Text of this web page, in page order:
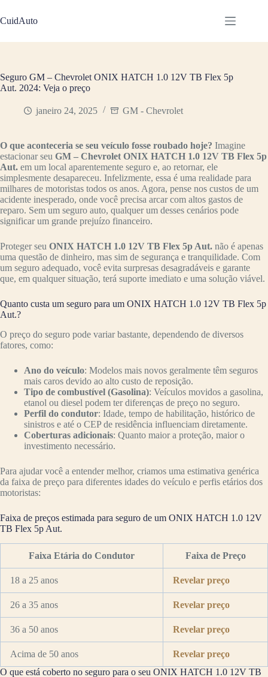
para
o
CuidAuto
Seguro GM – Chevrolet ONIX HATCH 1.0 12V TB Flex 5p
Aut. 2024: Veja o preço
janeiro 24, 2025 GM - Chevrolet
O que aconteceria se seu veículo fosse roubado hoje? Imagine
estacionar seu GM – Chevrolet ONIX HATCH 1.0 12V TB Flex 5p
Aut. em um local aparentemente seguro e, ao retornar, ele
simplesmente desapareceu. Infelizmente, essa é uma realidade para
milhares de motoristas todos os anos. Agora, pense nos custos de um
acidente inesperado, onde você precisa arcar com altos gastos de
reparo. Sem um seguro auto, qualquer um desses cenários pode
significar um grande prejuízo financeiro.
Proteger seu ONIX HATCH 1.0 12V TB Flex 5p Aut. não é apenas
uma questão de dinheiro, mas sim de segurança e tranquilidade. Com
um seguro adequado, você evita surpresas desagradáveis e garante
que, em qualquer situação, terá suporte imediato e uma solução viável.
Quanto custa um seguro para um ONIX HATCH 1.0 12V TB Flex 5p
Aut.?
O preço do seguro pode variar bastante, dependendo de diversos
fatores, como:
Ano do veículo: Modelos mais novos geralmente têm seguros
mais caros devido ao alto custo de reposição.
Tipo de combustível (Gasolina): Veículos movidos a gasolina,
etanol ou diesel podem ter diferenças de preço no seguro.
Perfil do condutor: Idade, tempo de habilitação, histórico de
sinistros e até o CEP de residência influenciam diretamente.
Coberturas adicionais: Quanto maior a proteção, maior o
investimento necessário.
Para ajudar você a entender melhor, criamos uma estimativa genérica
da faixa de preço para diferentes idades do veículo e perfis etários dos
motoristas:
Faixa de preços estimada para seguro de um ONIX HATCH 1.0 12V
TB Flex 5p Aut.
Faixa Etária do Condutor Faixa de Preço
18 a 25 anos Revelar preço
26 a 35 anos Revelar preço
36 a 50 anos Revelar preço
Acima de 50 anos
Revelar preço
O que está coberto no seguro para o seu ONIX HATCH 1.0 12V TB